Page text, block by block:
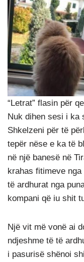
“Letrat” flasin për
Nuk dihen sesi i ka
Shkelzeni për të
tepër nëse e ka të
në një banesë në
krahas fitimeve
të ardhurat nga
kompani që iu shit
Një vit më vonë ai
ndjeshme të të
i pasurisë shënoi